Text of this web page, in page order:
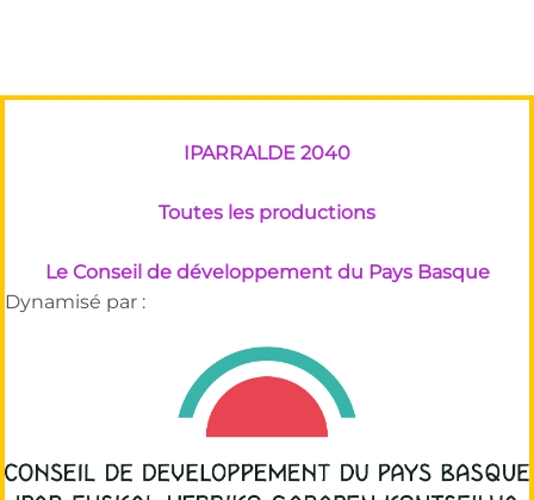
IPARRALDE 2040
Toutes les productions
Le Conseil de développement du Pays Basque
Dynamisé par :